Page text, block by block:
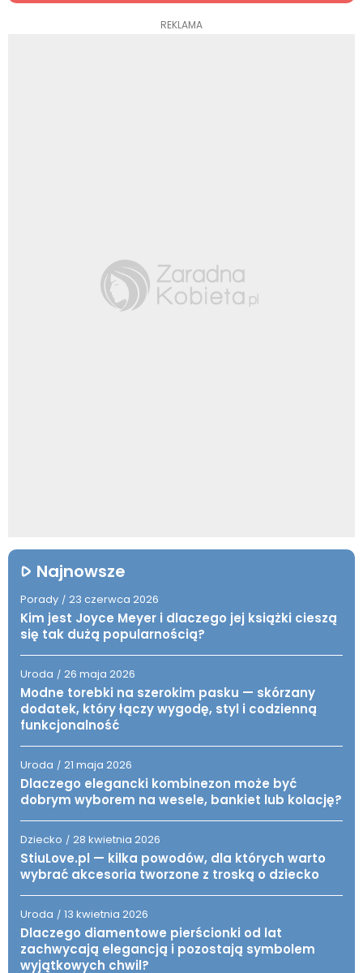
REKLAMA
Najnowsze
Porady / 23 czerwca 2026
Kim jest Joyce Meyer i dlaczego jej książki cieszą
się tak dużą popularnością?
Uroda / 26 maja 2026
Modne torebki na szerokim pasku — skórzany
dodatek, który łączy wygodę, styl i codzienną
funkcjonalność
Uroda / 21 maja 2026
Dlaczego elegancki kombinezon może być
dobrym wyborem na wesele, bankiet lub kolację?
Dziecko / 28 kwietnia 2026
StiuLove.pl — kilka powodów, dla których warto
wybrać akcesoria tworzone z troską o dziecko
Uroda / 13 kwietnia 2026
Dlaczego diamentowe pierścionki od lat
zachwycają elegancją i pozostają symbolem
wyjątkowych chwil?